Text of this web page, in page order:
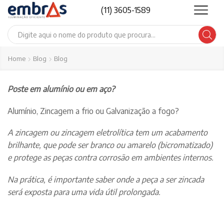
(11) 3605-1589
Search
Home Blog Blog
Poste em alumínio ou em aço?
Alumínio, Zincagem a frio ou Galvanização a fogo?
A zincagem ou zincagem eletrolítica tem um acabamento
brilhante, que pode ser branco ou amarelo (bicromatizado)
e protege as peças contra corrosão em ambientes internos.
Na prática, é importante saber onde a peça a ser zincada
será exposta para uma vida útil prolongada.